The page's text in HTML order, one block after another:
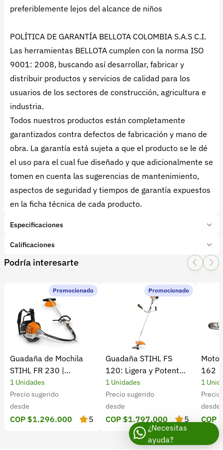
preferiblemente lejos del alcance de niños
POLÍTICA DE GARANTÍA BELLOTA COLOMBIA S.A.S C.I.
Las herramientas BELLOTA cumplen con la norma ISO
9001: 2008, buscando así desarrollar, fabricar y
distribuir productos y servicios de calidad para los
usuarios de los sectores de construcción, agricultura e
industria.
Todos nuestros productos están completamente
garantizados contra defectos de fabricación y mano de
obra. La garantía está sujeta a que el producto se le dé
el uso para el cual fue diseñado y que adicionalmente se
tomen en cuenta las sugerencias de mantenimiento,
aspectos de seguridad y tiempos de garantía expuestos
en la ficha técnica de cada producto.
Especificaciones
Marca:
BELLOTA
Tipo de producto:Insumo
Subcategoría:Herramientas manuales (Cuchillos, machetes,
Calificaciones
1 Star
2 Star
3 Star4 Star
0 calificaciones
5 Estrellas
4 Estrellas
3 Estrellas
2 Estrellas
1 Estrellas
Podría interesarte
Promocionado
Guadaña de Mochila
STIHL FR 230 |
Potencia y rendimiento
1 Unidades
Precio sugerido
desde
COP $1.296.000 5
Promocionado
Guadaña STIHL FS
120: Ligera y Potente
para el Campo
1 Unidades
Precio sugerido
desde
COP $1.797.000 5
162 |
1
desde
COP
¿Necesitas
ayuda?